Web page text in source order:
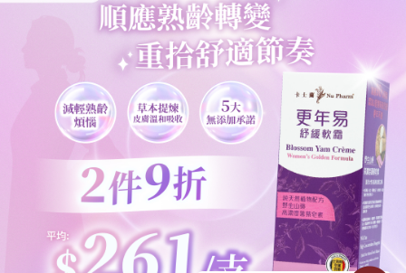
退貨或退款
私隱政策
條款及細則
繁體中文